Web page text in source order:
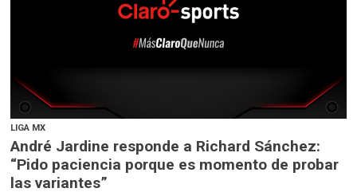
LIGA MX
André Jardine responde a Richard Sánchez:
“Pido paciencia porque es momento de probar
las variantes”